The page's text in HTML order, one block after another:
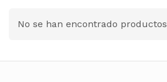
No se han encontrado productos